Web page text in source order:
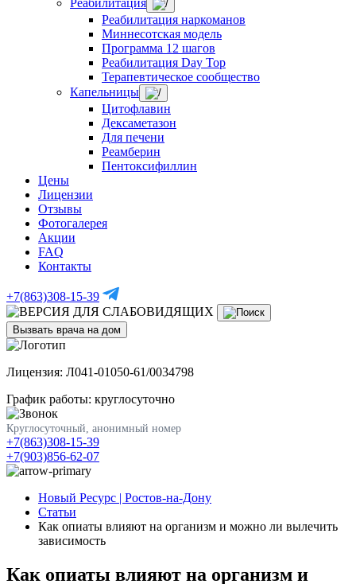
Реабилитация
Реабилитация наркоманов
Миннесотская модель
Программа 12 шагов
Реабилитация Day Top
Терапевтическое сообщество
Капельницы
Цитофлавин
Дексаметазон
Для печени
Реамберин
Пентоксифиллин
Цены
Лицензии
Отзывы
Фотогалерея
Акции
FAQ
Контакты
+7(863)308-15-39
Вызвать врача на дом
Лицензия: Л041-01050-61/0034798
График работы: круглосуточно
Круглосуточный, анонимный номер
+7(863)308-15-39
+7(903)856-62-07
Новый Ресурс | Ростов-на-Дону
Статьи
Как опиаты влияют на организм и можно ли вылечить
зависимость
Как опиаты влияют на организм и